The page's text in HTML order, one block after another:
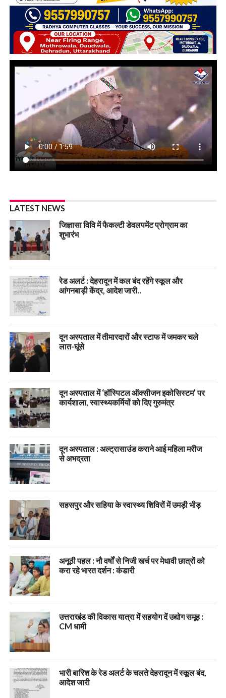
LATEST NEWS
जिज्ञासा विवि में फैकल्टी डेवलपमेंट प्रोग्राम का
शुभारंभ
रेड अलर्ट : देहरादून में कल बंद रहेंगे स्कूल और
आंगनबाड़ी केंद्र, आदेश जारी..
दून अस्पताल में तीमारदारों और स्टाफ में जमकर चले
लात-घूंसे
दून अस्पताल में ‘हॉस्पिटल ऑक्सीजन इकोसिस्टम’ पर
कार्यशाला, स्वास्थ्यकर्मियों को दिए गुरुमंत्र
दून अस्पताल : अल्ट्रासाउंड कराने आई महिला मरीज
से अभद्रता
सहसपुर और सहिया के स्वास्थ्य शिविरों में उमड़ी भीड़
अनूठी पहल : नौ वर्षों से निजी खर्च पर मेधावी छात्रों को
करा रहे भारत दर्शन : कंडारी
उत्तराखंड की विकास यात्रा में सहयोग दें उद्योग समूह :
CM धामी
भारी बारिश के रेड अलर्ट के चलते देहरादून में स्कूल बंद,
आदेश जारी